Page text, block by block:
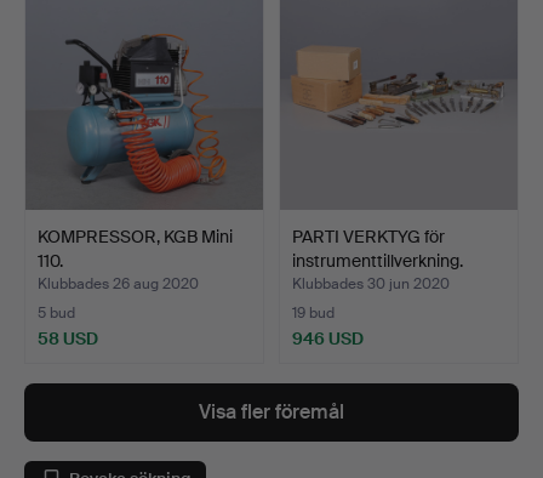
KOMPRESSOR, KGB Mini
110.
Klubbades 26 aug 2020
5 bud
58 USD
PARTI VERKTYG för
instrumenttillverkning.
Klubbades 30 jun 2020
19 bud
946 USD
Visa fler föremål